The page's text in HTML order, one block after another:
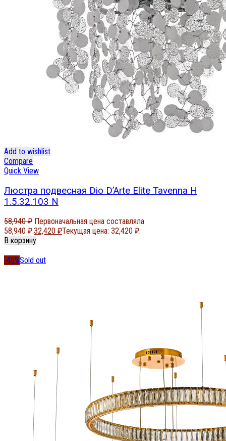
Add to wishlist
Compare
Quick View
Люстра подвесная Dio D’Arte Elite Tavenna H
1.5.32.103 N
58,940₽ Первоначальная цена составляла
58,940 ₽.32,420 ₽Текущая цена: 32,420 ₽.
В корзину
-45%Sold out